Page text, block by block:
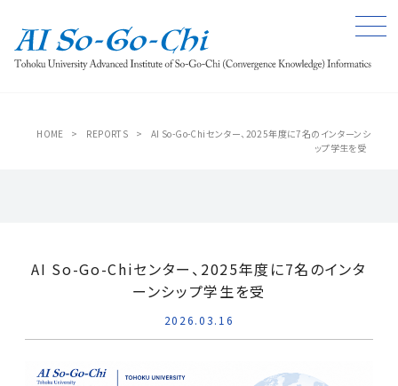
HOME > REPORTS >
AI So-Go-Chiセンター、2025年度に7名のインターンシ
ップ学生を受
AI So-Go-Chiセンター、2025年度に7名のインタ
ーンシップ学生を受
2026.03.16